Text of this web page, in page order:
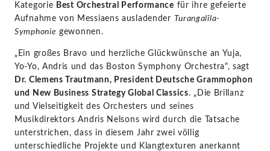
Kategorie Best Orchestral Performance für ihre gefeierte
Aufnahme von Messiaens ausladender Turangalîla-
Symphonie gewonnen.
„Ein großes Bravo und herzliche Glückwünsche an Yuja,
Yo-Yo, Andris und das Boston Symphony Orchestra", sagt
Dr. Clemens Trautmann, President Deutsche Grammophon
und New Business Strategy Global Classics. „Die Brillanz
und Vielseitigkeit des Orchesters und seines
Musikdirektors Andris Nelsons wird durch die Tatsache
unterstrichen, dass in diesem Jahr zwei völlig
unterschiedliche Projekte und Klangtexturen anerkannt